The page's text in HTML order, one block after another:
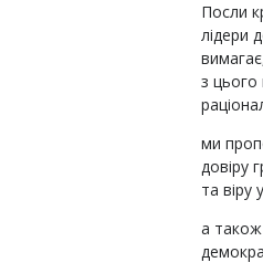
Посли
лідери
з цього
ми
довіру
та віру
а також